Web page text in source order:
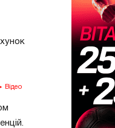
Відео